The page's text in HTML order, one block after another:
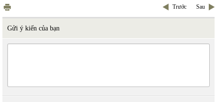
Trước Sau
Gửi ý kiến của bạn